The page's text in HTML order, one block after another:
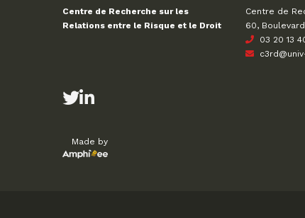
Centre de Recherche sur les
Relations entre le Risque et le Droit
Centre de
60,
03 20 13
Made by